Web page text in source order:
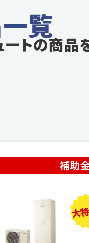
覧
ートの商品
補助
大